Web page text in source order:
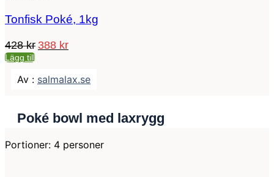
Tonfisk Poké, 1kg
428kr Det
var:
428 kr.
388 krDet
är:
388 kr.
Lägg till
Av : salmalax.se
Poké bowl med laxrygg
Portioner: 4 personer